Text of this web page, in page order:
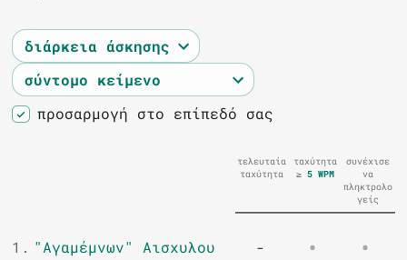
προσαρμογή στο επίπεδό σας
τελευταία
ταχύτητα
ταχύτητα
≥ 5 WPM
συνέχισε
να
πληκτρολο
γείς
1. "Αγαμέμνων" Αισχυλου -